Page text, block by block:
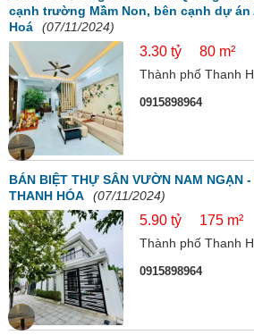
cạnh trường Mầm Non, bên cạnh dự án
Hoá
(07/11/2024)
3.30 tỷ 80 m²
Thành phố Thanh
0915898964
BÁN BIỆT THỰ SÂN VƯỜN NAM NGẠN
THANH HÓA
(07/11/2024)
5.90 tỷ 175 m²
Thành phố Thanh
0915898964